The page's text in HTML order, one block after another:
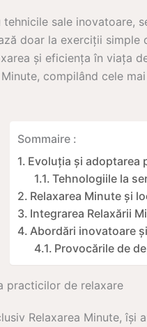
tehnicile sale
doar la exerciții
și eficiența în viața
compilând cele
Sommaire :
Evoluția și adoptarea
Tehnologiile la
Relaxarea Minute și
Integrarea Relaxării
Abordări inovatoare
Provocările de
practicilor de relaxare
Relaxarea Minute,